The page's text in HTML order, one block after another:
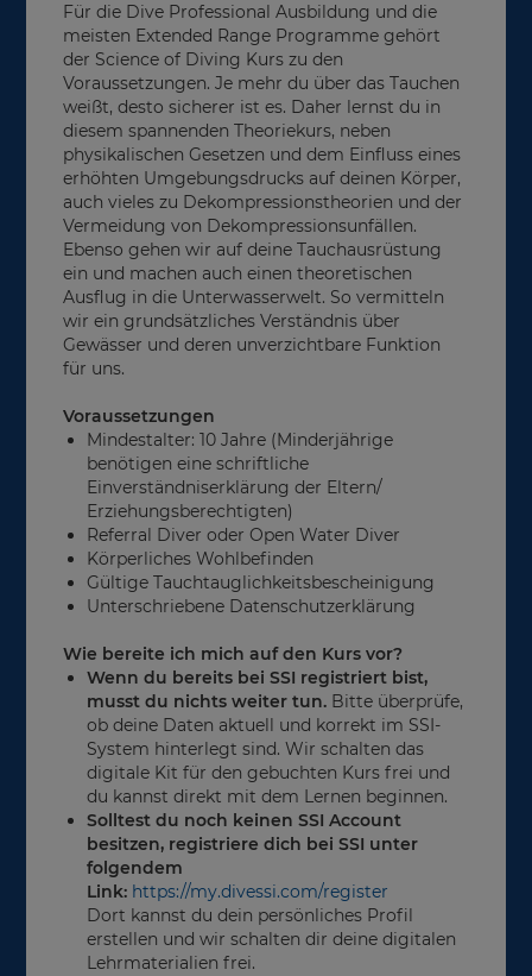
Für die Dive Professional Ausbildung und die
meisten Extended Range Programme gehört
der Science of Diving Kurs zu den
Voraussetzungen. Je mehr du über das Tauchen
weißt, desto sicherer ist es. Daher lernst du in
diesem spannenden Theoriekurs, neben
physikalischen Gesetzen und dem Einfluss eines
erhöhten Umgebungsdrucks auf deinen Körper,
auch vieles zu Dekompressionstheorien und der
Vermeidung von Dekompressionsunfällen.
Ebenso gehen wir auf deine Tauchausrüstung
ein und machen auch einen theoretischen
Ausflug in die Unterwasserwelt. So vermitteln
wir ein grundsätzliches Verständnis über
Gewässer und deren unverzichtbare Funktion
für uns.
Voraussetzungen
Mindestalter: 10 Jahre (Minderjährige
benötigen eine schriftliche
Einverständniserklärung der Eltern/
Erziehungsberechtigten)
Referral Diver oder Open Water Diver
Körperliches Wohlbefinden
Gültige Tauchtauglichkeitsbescheinigung
Unterschriebene Datenschutzerklärung
Wie bereite ich mich auf den Kurs vor?
Wenn du bereits bei SSI registriert bist,
musst du nichts weiter tun. Bitte überprüfe,
ob deine Daten aktuell und korrekt im SSI-
System hinterlegt sind. Wir schalten das
digitale Kit für den gebuchten Kurs frei und
du kannst direkt mit dem Lernen beginnen.
Solltest du noch keinen SSI Account
besitzen, registriere dich bei SSI unter
folgendem
Link: https://my.divessi.com/register
Dort kannst du dein persönliches Profil
erstellen und wir schalten dir deine digitalen
Lehrmaterialien frei.